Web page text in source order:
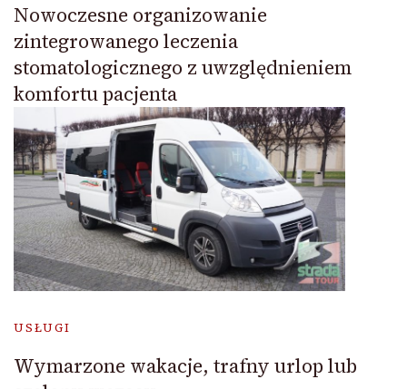
Nowoczesne organizowanie
zintegrowanego leczenia
stomatologicznego z uwzględnieniem
komfortu pacjenta
USŁUGI
Wymarzone wakacje, trafny urlop lub